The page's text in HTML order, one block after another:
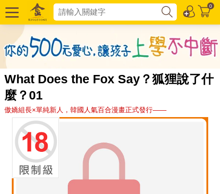
0
What Does the Fox Say？狐狸說了什
麼？01
傲嬌組長×單純新人，韓國人氣百合漫畫正式發行——